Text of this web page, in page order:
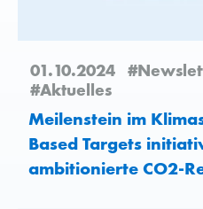
01.10.2024
#Aktuelles
Meilenstein im
Based Targets
ambitionierte CO2-